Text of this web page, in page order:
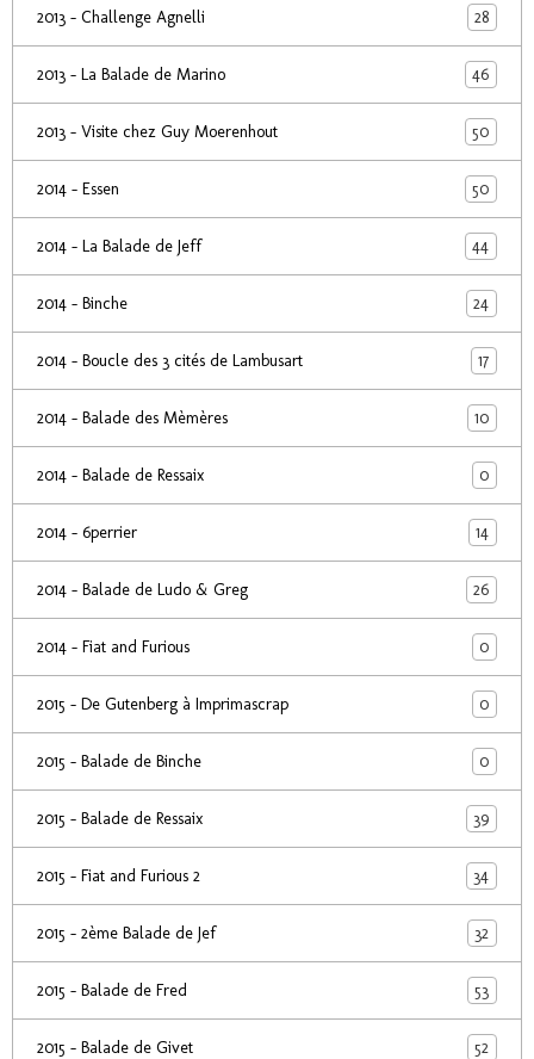
2013 - Challenge Agnelli 28
2013 - La Balade de Marino 46
2013 - Visite chez Guy Moerenhout 50
2014 - Essen 50
2014 - La Balade de Jeff 44
2014 - Binche 24
2014 - Boucle des 3 cités de Lambusart 17
2014 - Balade des Mèmères 10
2014 - Balade de Ressaix 0
2014 - 6perrier 14
2014 - Balade de Ludo & Greg 26
2014 - Fiat and Furious 0
2015 - De Gutenberg à Imprimascrap 0
2015 - Balade de Binche 0
2015 - Balade de Ressaix 39
2015 - Fiat and Furious 2 34
2015 - 2ème Balade de Jef 32
2015 - Balade de Fred 53
2015 - Balade de Givet 52